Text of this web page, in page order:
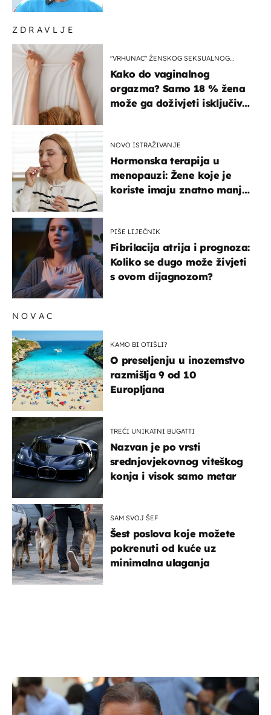
ZDRAVLJE
"VRHUNAC" ŽENSKOG SEKSUALNOG
Kako do vaginalnog
orgazma? Samo 18 % žena
može ga doživjeti isključivo
NOVO ISTRAŽIVANJE
Hormonska terapija u
menopauzi: Žene koje je
koriste imaju znatno manji
PIŠE LIJEČNIK
Fibrilacija atrija i prognoza:
Koliko se dugo može živjeti
s ovom dijagnozom?
NOVAC
KAMO BI OTIŠLI?
O preseljenju u inozemstvo
razmišlja 9 od 10
Europljana
TREĆI UNIKATNI BUGATTI
Nazvan je po vrsti
srednjovjekovnog viteškog
konja i visok samo metar
SAM SVOJ ŠEF
Šest poslova koje možete
pokrenuti od kuće uz
minimalna ulaganja